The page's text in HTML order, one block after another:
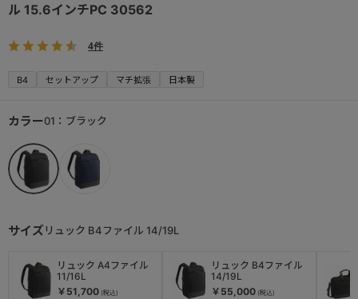
ル 15.6インチPC 30562
4件
B4 セットアップ マチ拡張 日本製
サイズリュック B4ファイル 14/19L
リュック A4ファイル
11/16L
￥51,700
リュック B4ファイル
14/19L
￥55,000
カラー01：ブラック